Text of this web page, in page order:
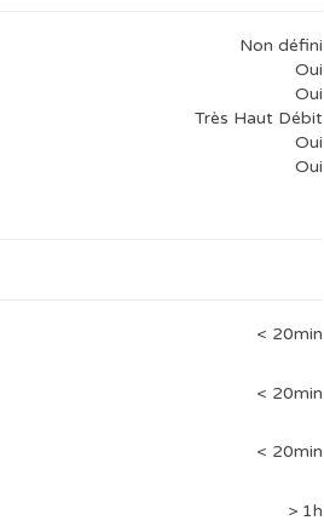
Non défini
Oui
Oui
Très Haut Débit
Oui
Oui
< 20min
< 20min
< 20min
> 1h